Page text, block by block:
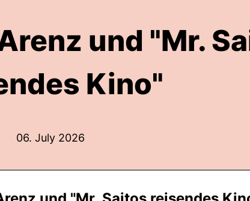
und "Mr.
Kino"
06. July 2026